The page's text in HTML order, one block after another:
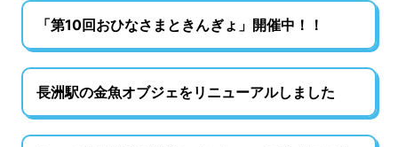
「第10回おひなさまときんぎょ」開催中！！
長洲駅の金魚オブジェをリニューアルしました